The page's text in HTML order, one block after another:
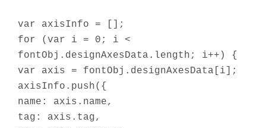
var axisInfo = [];
for (var i = 0; i <
fontObj.designAxesData.length; i++) {
var axis = fontObj.designAxesData[i];
axisInfo.push({
name: axis.name,
tag: axis.tag,